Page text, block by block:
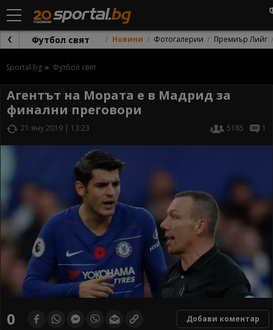
Футбол свят Новини Фотогалерии Премиър Лийг
Sportal.bg Футбол свят
Агентът на Мората е в Мадрид за
финални преговори
21 яну 2019 | 13:23 5185 1
0 Добави коментар